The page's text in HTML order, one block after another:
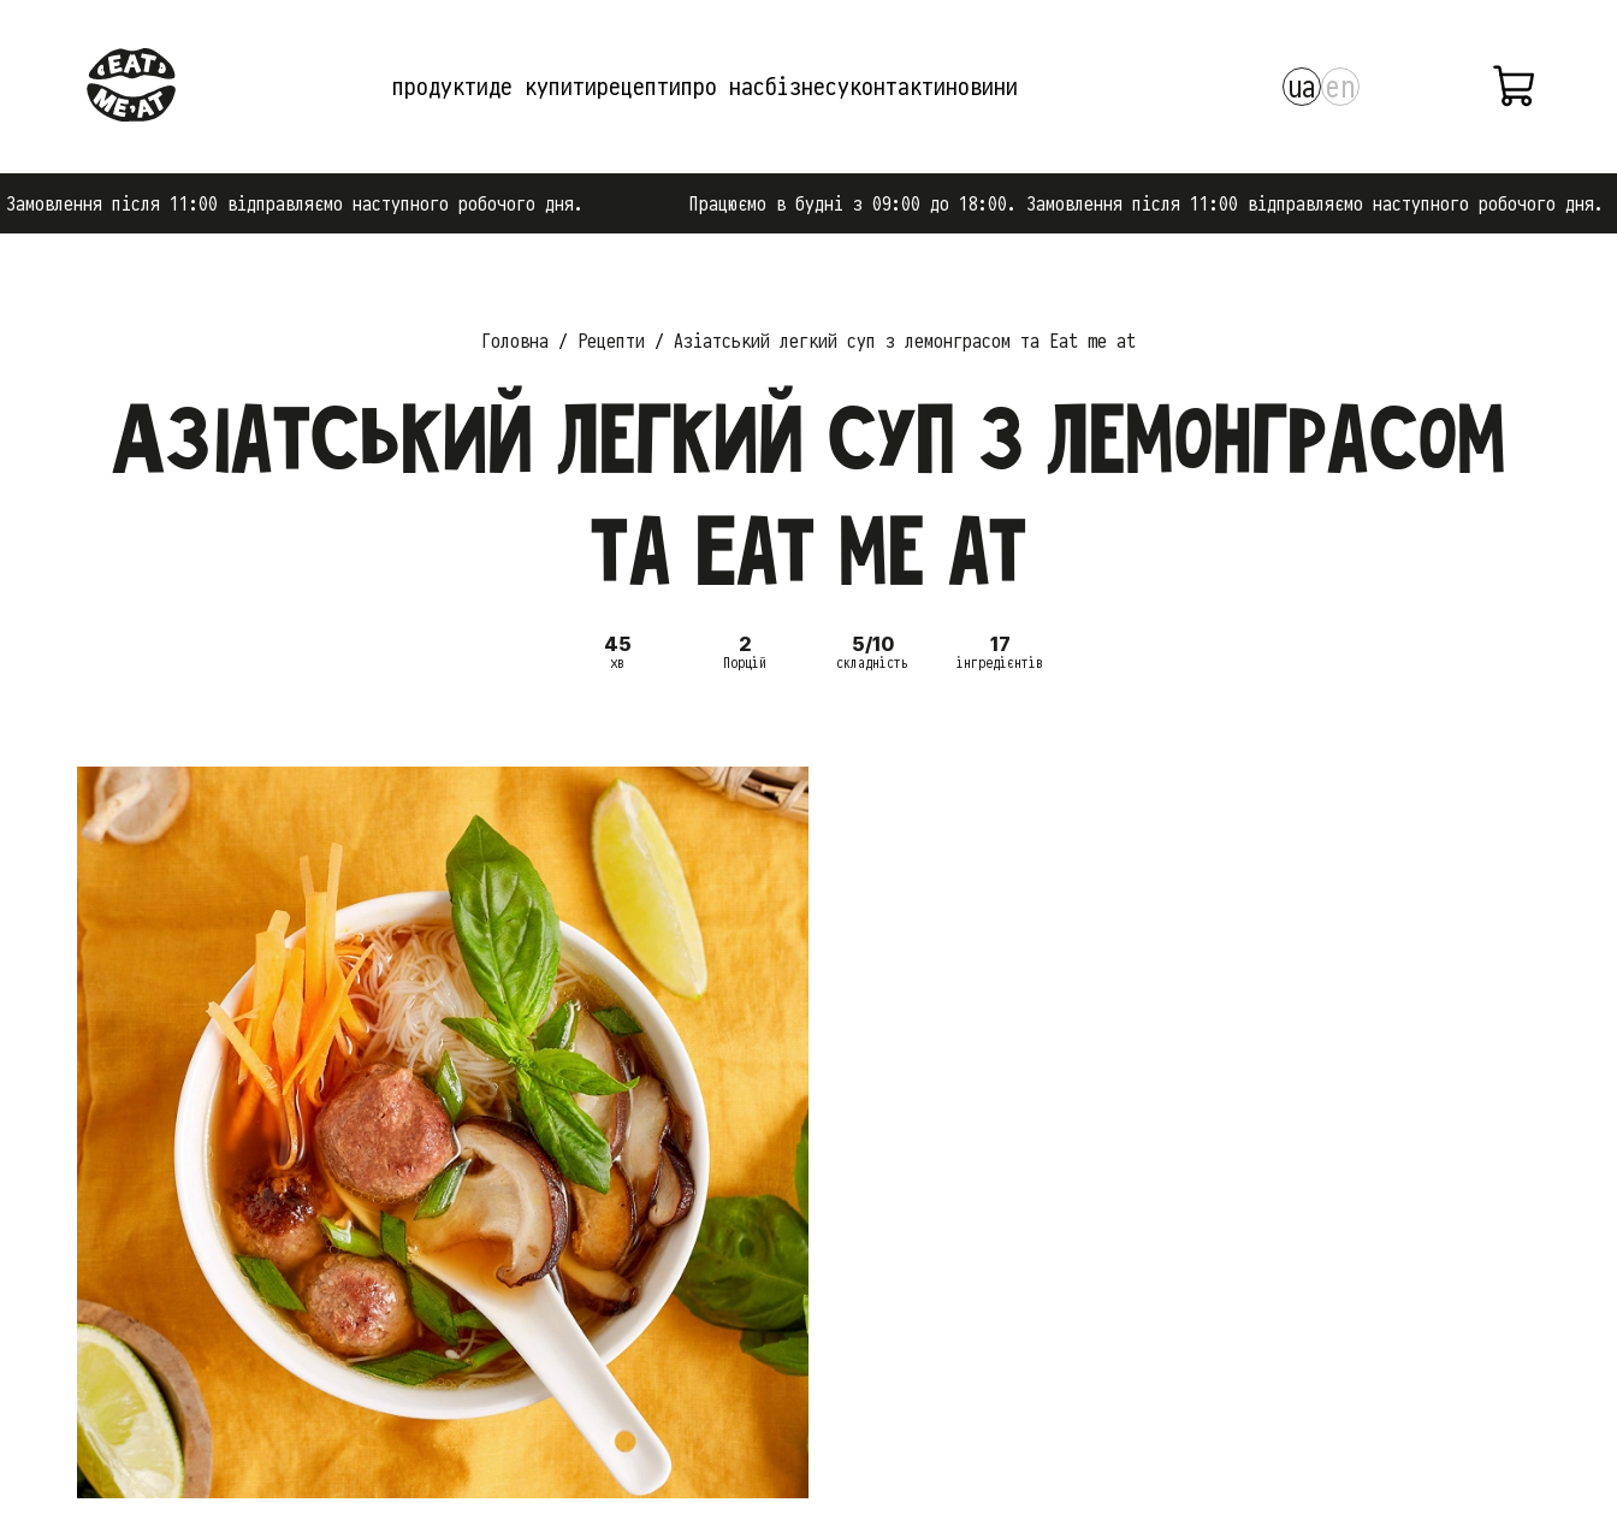
продуктиде купитирецептипро насбізнесуконтактиновини ua en
11:00 відправляємо наступного робочого дня. Працюємо в будні з 09:00 до 18:00. Замовлення після 11:00 відправляємо наступного робочого дня.
Головна Рецепти Азіатський легкий суп з лемонграсом та Eat me at
Азіатський легкий суп з лемонграсом
та Eat me at
45
хв
2
Порцій
5/10
складність
17
інгредієнтів